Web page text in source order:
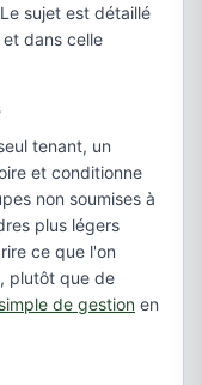
sujet est détaillé
et dans celle
tenant, un
et conditionne
non soumises à
plus légers
ce que l'on
plutôt que de
de gestion en